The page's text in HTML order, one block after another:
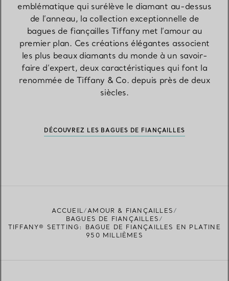
emblématique qui surélève le diamant au-dessus
de l’anneau, la collection exceptionnelle de
bagues de fiançailles Tiffany met l’amour au
premier plan. Ces créations élégantes associent
les plus beaux diamants du monde à un savoir-
faire d’expert, deux caractéristiques qui font la
renommée de Tiffany & Co. depuis près de deux
siècles.
DÉCOUVREZ LES BAGUES DE FIANÇAILLES
ACCUEIL
AMOUR & FIANÇAILLES
BAGUES DE FIANÇAILLES
TIFFANY® SETTING: BAGUE DE FIANÇAILLES EN PLATINE
950 MILLIÈMES